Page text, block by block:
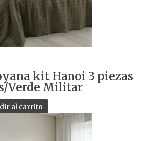
kit Hanoi 3 piezas
Verde Militar
al carrito